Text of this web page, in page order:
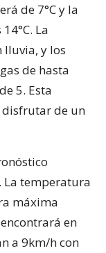
de 7°C y la
La
lluvia, y los
de hasta
5. Esta
disfrutar de un
La temperatura
máxima
en
a 9km/h con